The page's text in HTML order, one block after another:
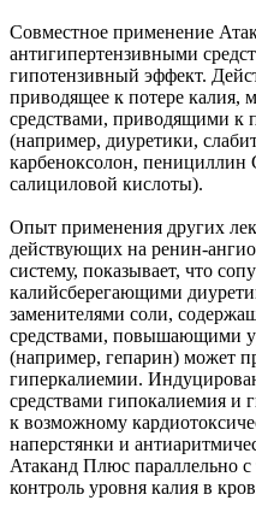
Совместное применение
антигипертензивными
гипотензивный эффект.
приводящее к потере калия,
средствами, приводящими к
(например, диуретики,
карбеноксолон, пенициллин
салициловой кислоты).
Опыт применения других
действующих на ренин-
систему, показывает, что
калийсберегающими
заменителями соли,
средствами, повышающими
(например, гепарин) может
гиперкалиемии.
средствами гипокалиемия и
к возможному
наперстянки и
Атаканд Плюс параллельно с
контроль уровня калия в